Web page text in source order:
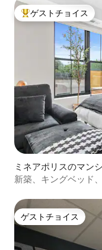
大好評のゲストチョ
ゲストチョイス
ミネアポリスのマン
新築、キングベッド
ゲストチョイス
ゲストチョイス